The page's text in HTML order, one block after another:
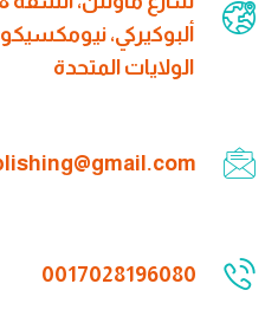
الولايات المتحدة
0017028196080